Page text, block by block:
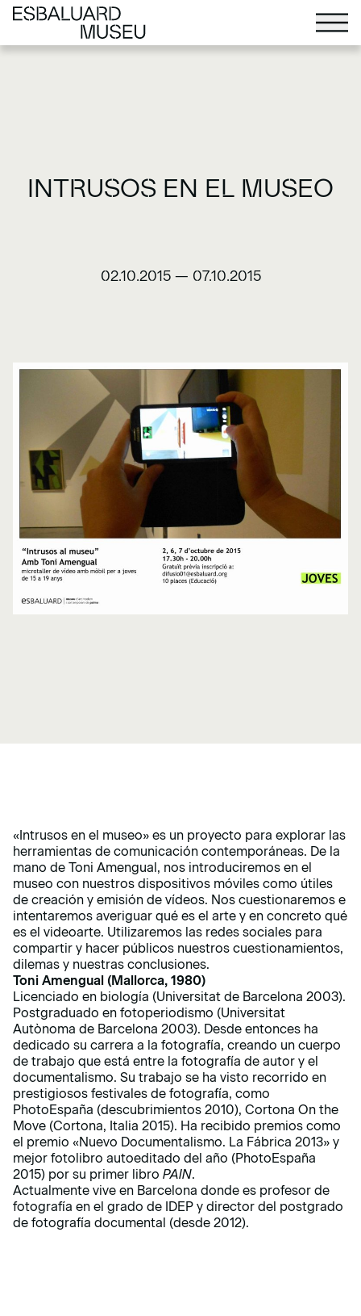
INTRUSOS EN EL MUSEO
02.10.2015 — 07.10.2015
«Intrusos en el museo» es un proyecto para explorar las
herramientas de comunicación contemporáneas. De la
mano de Toni Amengual, nos introduciremos en el
museo con nuestros dispositivos móviles como útiles
de creación y emisión de vídeos. Nos cuestionaremos e
intentaremos averiguar qué es el arte y en concreto qué
es el videoarte. Utilizaremos las redes sociales para
compartir y hacer públicos nuestros cuestionamientos,
dilemas y nuestras conclusiones.
Toni Amengual (Mallorca, 1980)
Licenciado en biología (Universitat de Barcelona 2003).
Postgraduado en fotoperiodismo (Universitat
Autònoma de Barcelona 2003). Desde entonces ha
dedicado su carrera a la fotografía, creando un cuerpo
de trabajo que está entre la fotografía de autor y el
documentalismo. Su trabajo se ha visto recorrido en
prestigiosos festivales de fotografía, como
PhotoEspaña (descubrimientos 2010), Cortona On the
Move (Cortona, Italia 2015). Ha recibido premios como
el premio «Nuevo Documentalismo. La Fábrica 2013» y
mejor fotolibro autoeditado del año (PhotoEspaña
2015) por su primer libro PAIN.
Actualmente vive en Barcelona donde es profesor de
fotografía en el grado de IDEP y director del postgrado
de fotografía documental (desde 2012).